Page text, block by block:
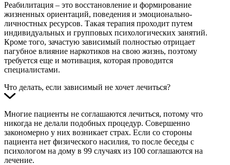
Реабилитация – это восстановление и формирование
жизненных ориентаций, поведения и эмоционально-
личностных ресурсов. Такая терапия проходит путем
индивидуальных и групповых психологических занятий.
Кроме того, зачастую зависимый полностью отрицает
пагубное влияние наркотиков на свою жизнь, поэтому
требуется еще и мотивация, которая проводится
специалистами.
Что делать, если зависимый не хочет лечиться?
Многие пациенты не соглашаются лечиться, потому что
никогда не делали подобных процедур. Совершенно
закономерно у них возникает страх. Если со стороны
пациента нет физического насилия, то после беседы с
психологом на дому в 99 случаях из 100 соглашаются на
лечение.